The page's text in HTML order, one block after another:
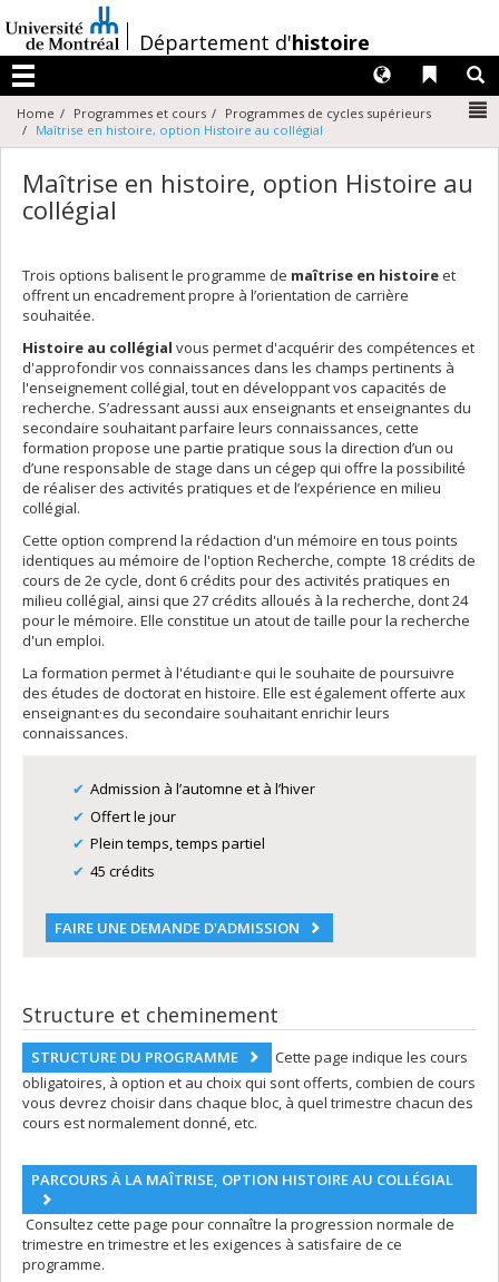
au
contenu
/Département d'histoire
Menu
Liens
Langues
Home Programmes et cours
Programmes de cycles supérieurs
Maîtrise en histoire, option Histoire au collégial
Maîtrise en histoire, option Histoire au
collégial
Trois options balisent le programme de maîtrise en histoireet
offrent un encadrement propre à l’orientation de carrière
souhaitée.
Histoire au collégial vous permet d'acquérir des compétences et
d'approfondir vos connaissances dans les champs pertinents à
l'enseignement collégial, tout en développant vos capacités de
recherche. S’adressant aussi aux enseignants et enseignantes du
secondaire souhaitant parfaire leurs connaissances, cette
formation propose une partie pratique sous la direction d’un ou
d’une responsable de stage dans un cégep qui offre la possibilité
de réaliser des activités pratiques et de l’expérience en milieu
collégial.
Cette option comprend la rédaction d'un mémoire en tous points
identiques au mémoire de l'option Recherche, compte 18 crédits de
cours de 2e cycle, dont 6 crédits pour des activités pratiques en
milieu collégial, ainsi que 27 crédits alloués à la recherche, dont 24
pour le mémoire. Elle constitue un atout de taille pour la recherche
d'un emploi.
La formation permet à l'étudiant·e qui le souhaite de poursuivre
des études de doctorat en histoire. Elle est également offerte aux
enseignant·es du secondaire souhaitant enrichir leurs
connaissances.
Admission à l’automne et à l’hiver
Offert le jour
Plein temps, temps partiel
45 crédits
FAIRE UNE DEMANDE D'ADMISSION
Structure et cheminement
STRUCTURE DU PROGRAMME
Cette page indique les cours
obligatoires, à option et au choix qui sont offerts, combien de cours
vous devrez choisir dans chaque bloc, à quel trimestre chacun des
cours est normalement donné, etc.
PARCOURS À LA MAÎTRISE, OPTION HISTOIRE AU COLLÉGIAL
Consultez cette page pour connaître la progression normale de
trimestre en trimestre et les exigences à satisfaire de ce
programme.